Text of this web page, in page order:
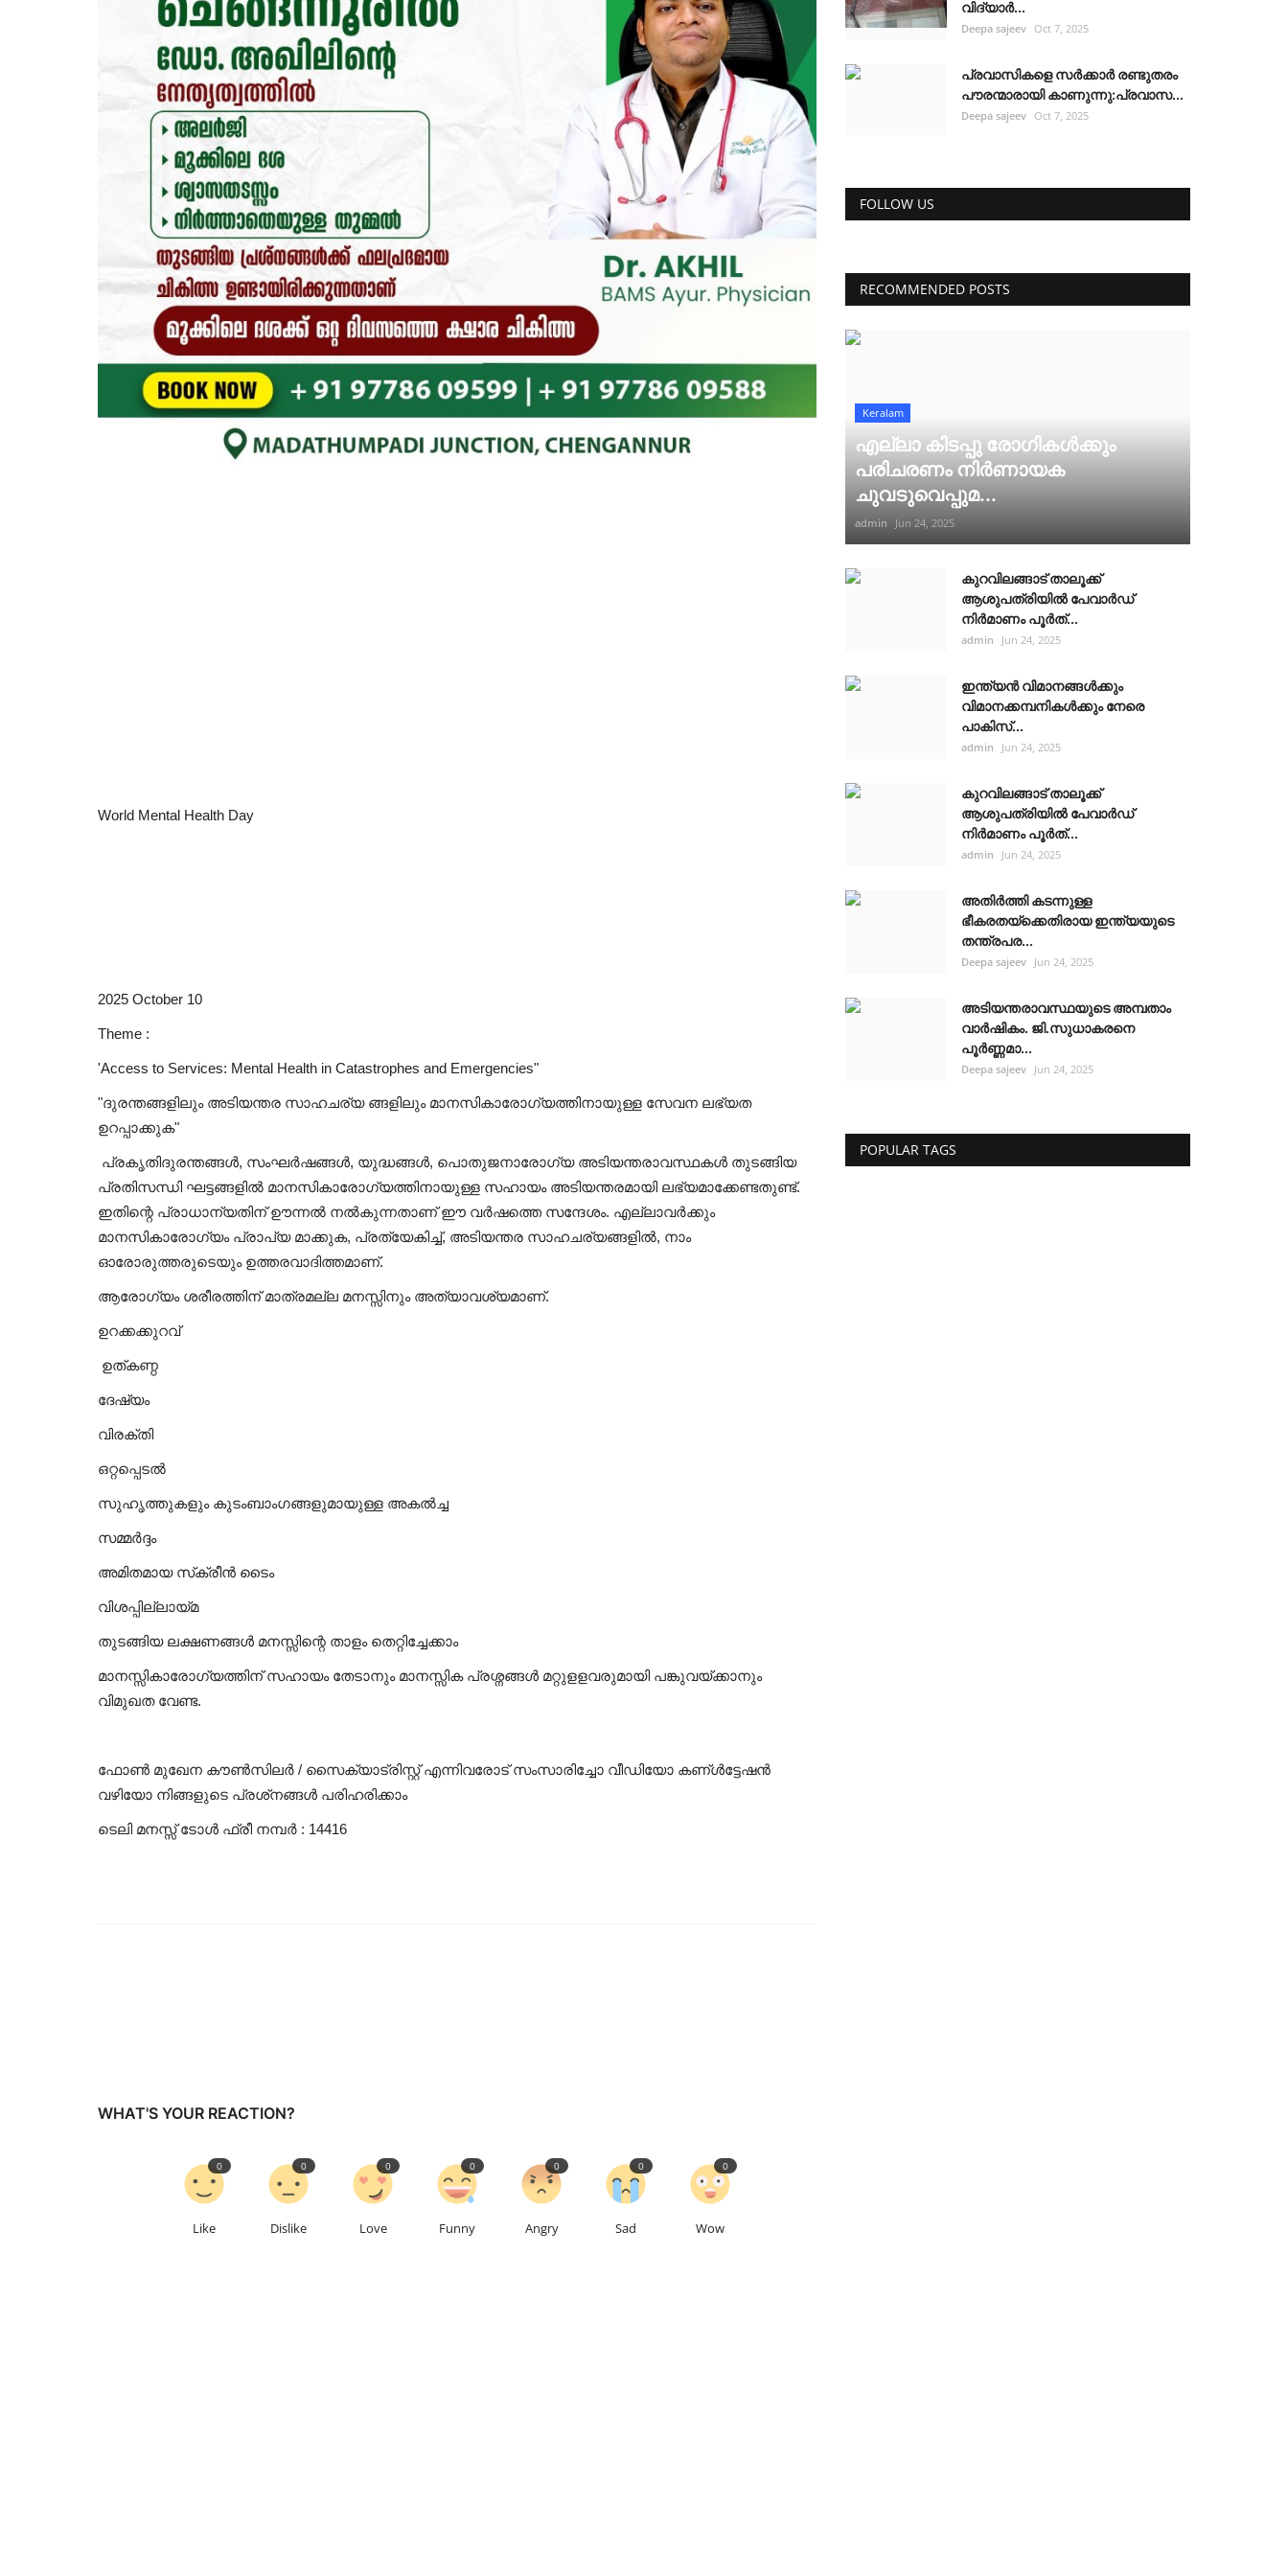
World Mental Health Day
2025 October 10
Theme :
'Access to Services: Mental Health in Catastrophes and Emergencies"
"ദുരന്തങ്ങളിലും അടിയന്തര സാഹചര്യ ങ്ങളിലും മാനസികാരോഗ്യത്തിനായുള്ള സേവന ലഭ്യത
ഉറപ്പാക്കുക"
പ്രകൃതിദുരന്തങ്ങൾ, സംഘർഷങ്ങൾ, യുദ്ധങ്ങൾ, പൊതുജനാരോഗ്യ അടിയന്തരാവസ്ഥകൾ തുടങ്ങിയ
പ്രതിസന്ധി ഘട്ടങ്ങളിൽ മാനസികാരോഗ്യത്തിനായുള്ള സഹായം അടിയന്തരമായി ലഭ്യമാക്കേണ്ടതുണ്ട്.
ഇതിന്റെ പ്രാധാന്യതിന് ഊന്നൽ നൽകുന്നതാണ് ഈ വർഷത്തെ സന്ദേശം. എല്ലാവർക്കും
മാനസികാരോഗ്യം പ്രാപ്യ മാക്കുക, പ്രത്യേകിച്ച്, അടിയന്തര സാഹചര്യങ്ങളിൽ, നാം
ഓരോരുത്തരുടെയും ഉത്തരവാദിത്തമാണ്.
ആരോഗ്യം ശരീരത്തിന് മാത്രമല്ല മനസ്സിനും അത്യാവശ്യമാണ്.
ഉറക്കക്കുറവ്
ഉത്കണ്ഠ
ദേഷ്യം
വിരക്തി
ഒറ്റപ്പെടല്‍
സുഹൃത്തുകളും കുടംബാംഗങ്ങളുമായുള്ള അകല്‍ച്ച
സമ്മര്‍ദ്ദം
അമിതമായ സ്‌ക്രീന്‍ ടൈം
വിശപ്പില്ലായ്മ
തുടങ്ങിയ ലക്ഷണങ്ങള്‍ മനസ്സിന്റെ താളം തെറ്റിച്ചേക്കാം
മാനസ്സികാരോഗ്യത്തിന് സഹായം തേടാനും മാനസ്സിക പ്രശ്നങ്ങൾ മറ്റുളളവരുമായി പങ്കുവയ്ക്കാനും
വിമുഖത വേണ്ട.
ഫോണ്‍ മുഖേന കൗണ്‍സിലര്‍ / സൈക്യാട്രിസ്റ്റ് എന്നിവരോട് സംസാരിച്ചോ വീഡിയോ കണ്ൾട്ടേഷൻ
വഴിയോ നിങ്ങളുടെ പ്രശ്‌നങ്ങള്‍ പരിഹരിക്കാം
ടെലി മനസ്സ് ടോള്‍ ഫ്രീ നമ്പര്‍ : 14416
WHAT'S YOUR REACTION?
Like
0
Dislike
0
Love
0
Funny
0
Angry
0
Sad
0
Wow
0
വിദ്യാർ...
Deepa sajeev Oct 7, 2025
പ്രവാസികളെ സർക്കാർ രണ്ടുതരം
പൗരന്മാരായി കാണുന്നു:പ്രവാസ...
Deepa sajeev Oct 7, 2025
FOLLOW US
RECOMMENDED POSTS
Keralam
എല്ലാ കിടപ്പു രോഗികൾക്കും
പരിചരണം നിർണായക
ചുവടുവെപ്പുമ...
admin Jun 24, 2025
കുറവിലങ്ങാട് താലൂക്ക്
ആശുപത്രിയിൽ പേവാർഡ്
നിർമാണം പൂർത്...
admin Jun 24, 2025
ഇന്ത്യൻ വിമാനങ്ങൾക്കും
വിമാനക്കമ്പനികൾക്കും നേരെ
പാകിസ്...
admin Jun 24, 2025
കുറവിലങ്ങാട് താലൂക്ക്
ആശുപത്രിയിൽ പേവാർഡ്
നിർമാണം പൂർത്...
admin Jun 24, 2025
അതിർത്തി കടന്നുള്ള
ഭീകരതയ്ക്കെതിരായ ഇന്ത്യയുടെ
തന്ത്രപര...
Deepa sajeev Jun 24, 2025
അടിയന്തരാവസ്ഥയുടെ അമ്പതാം
വാർഷികം. ജി.സുധാകരനെ
പൂർണ്ണമാ...
Deepa sajeev Jun 24, 2025
POPULAR TAGS